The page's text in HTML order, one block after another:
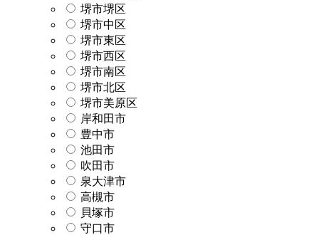
堺市堺区
堺市中区
堺市東区
堺市西区
堺市南区
堺市北区
堺市美原区
岸和田市
豊中市
池田市
吹田市
泉大津市
高槻市
貝塚市
守口市